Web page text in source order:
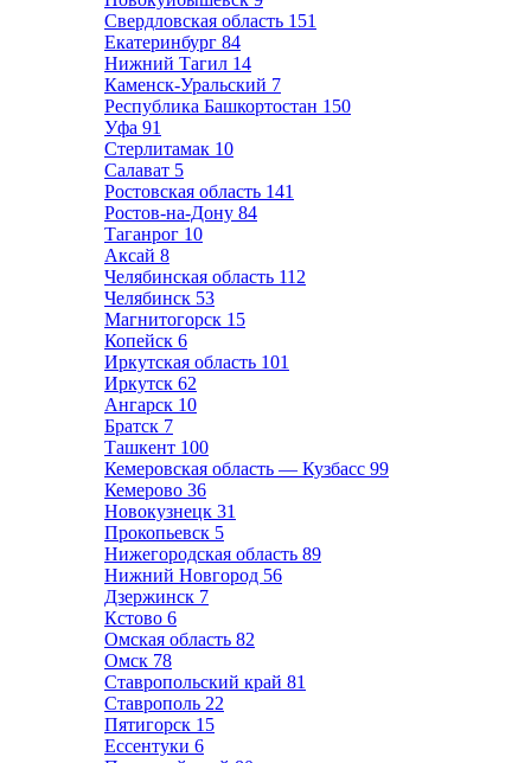
Свердловская область 151
Екатеринбург 84
Нижний Тагил 14
Каменск-Уральский 7
Республика Башкортостан 150
Уфа 91
Стерлитамак 10
Салават 5
Ростовская область 141
Ростов-на-Дону 84
Таганрог 10
Аксай 8
Челябинская область 112
Челябинск 53
Магнитогорск 15
Копейск 6
Иркутская область 101
Иркутск 62
Ангарск 10
Братск 7
Ташкент 100
Кемеровская область — Кузбасс 99
Кемерово 36
Новокузнецк 31
Прокопьевск 5
Нижегородская область 89
Нижний Новгород 56
Дзержинск 7
Кстово 6
Омская область 82
Омск 78
Ставропольский край 81
Ставрополь 22
Пятигорск 15
Ессентуки 6